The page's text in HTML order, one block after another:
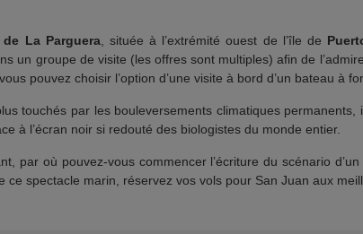
de La Parguera, située à l’extrémité ouest de l’île de
un groupe de visite (les offres sont multiples) afin de
pouvez choisir l’option d’une visite à bord d’un bateau à
touchés par les bouleversements climatiques permanents,
à l’écran noir si redouté des biologistes du monde entier.
par où pouvez-vous commencer l’écriture du scénario
spectacle marin, réservez vos vols pour San Juan aux